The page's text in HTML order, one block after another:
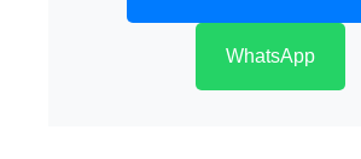
WhatsApp